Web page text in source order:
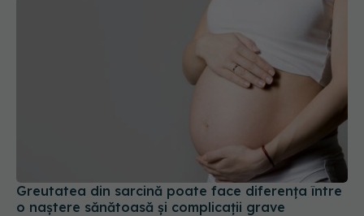
Greutatea din sarcină poate face diferența între
o naștere sănătoasă și complicații grave